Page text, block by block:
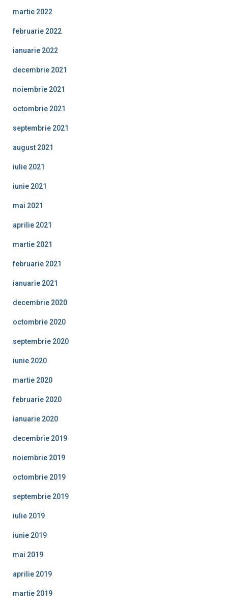
martie 2022
februarie 2022
ianuarie 2022
decembrie 2021
noiembrie 2021
octombrie 2021
septembrie 2021
august 2021
iulie 2021
iunie 2021
mai 2021
aprilie 2021
martie 2021
februarie 2021
ianuarie 2021
decembrie 2020
octombrie 2020
septembrie 2020
iunie 2020
martie 2020
februarie 2020
ianuarie 2020
decembrie 2019
noiembrie 2019
octombrie 2019
septembrie 2019
iulie 2019
iunie 2019
mai 2019
aprilie 2019
martie 2019